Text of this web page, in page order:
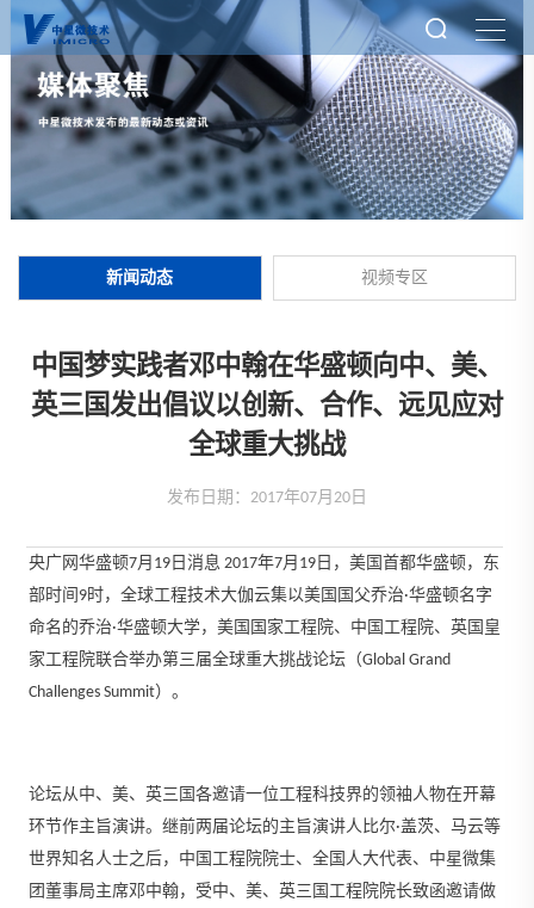
新闻动态 视频专区
中国梦实践者邓中翰在华盛顿向中、美、
英三国发出倡议以创新、合作、远见应对
全球重大挑战
发布日期：2017年07月20日
央广网华盛顿7月19日消息 2017年7月19日，美国首都华盛顿，东
部时间9时，全球工程技术大伽云集以美国国父乔治·华盛顿名字
命名的乔治·华盛顿大学，美国国家工程院、中国工程院、英国皇
家工程院联合举办第三届全球重大挑战论坛（Global Grand
Challenges Summit）。
论坛从中、美、英三国各邀请一位工程科技界的领袖人物在开幕
环节作主旨演讲。继前两届论坛的主旨演讲人比尔·盖茨、马云等
世界知名人士之后，中国工程院院士、全国人大代表、中星微集
团董事局主席邓中翰，受中、美、英三国工程院院长致函邀请做